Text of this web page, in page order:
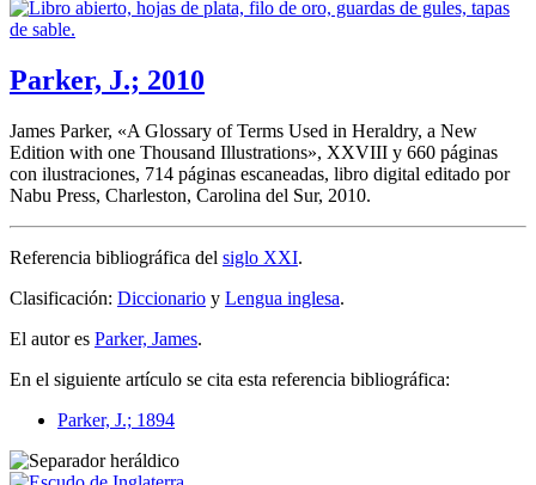
Parker, J.; 2010
James Parker, «A Glossary of Terms Used in Heraldry, a New
Edition with one Thousand Illustrations», XXVIII y 660 páginas
con ilustraciones, 714 páginas escaneadas, libro digital editado por
Nabu Press, Charleston, Carolina del Sur, 2010.
Referencia bibliográfica del siglo XXI.
Clasificación: Diccionario y Lengua inglesa.
El autor es Parker, James.
En el siguiente artículo se cita esta referencia bibliográfica:
Parker, J.; 1894